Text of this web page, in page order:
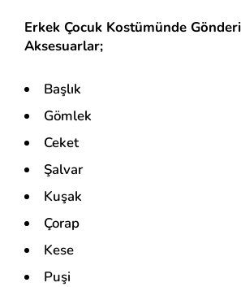
Erkek Çocuk Kostümünde
Aksesuarlar;
Başlık
Gömlek
Ceket
Şalvar
Kuşak
Çorap
Kese
Puşi